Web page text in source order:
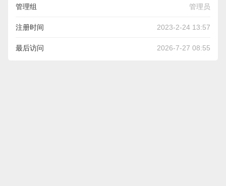
管理组 管理员
注册时间 2023-2-24 13:57
最后访问 2026-7-27 08:55